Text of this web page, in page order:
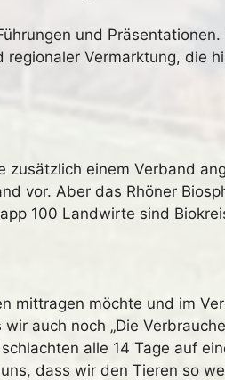
und
Vermarktung, die
einem Verband
vor. Aber das Rhöner
100 Landwirte sind
mittragen möchte und im
auch noch „Die
alle 14 Tage auf
dass wir den Tieren so